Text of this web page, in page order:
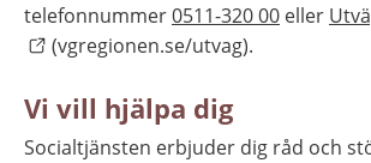
telefonnummer 0511-320 00 eller
(vgregionen.se/utvag).
Vi vill hjälpa dig
Socialtjänsten erbjuder dig råd och